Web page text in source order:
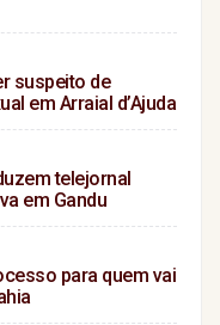
suspeito de
em Arraial d’Ajuda
telejornal
em Gandu
para quem vai